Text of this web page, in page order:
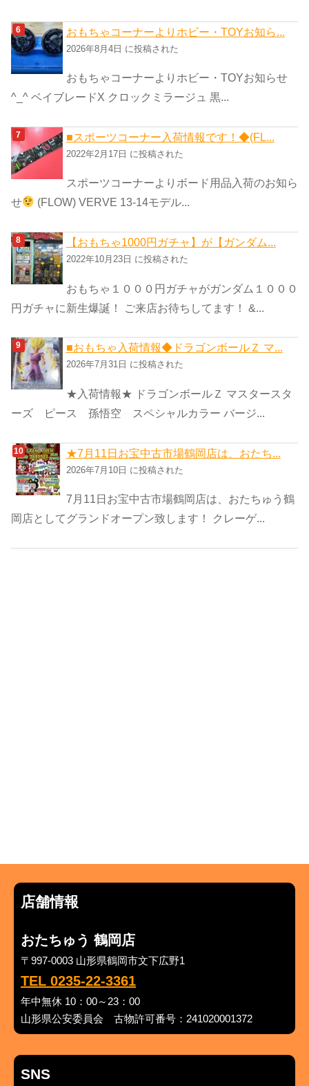
おもちゃコーナーよりホビー・TOYお知ら...
2026年8月4日 に投稿された
おもちゃコーナーよりホビー・TOYお知らせ
^_^ ベイブレードX クロックミラージュ 黒...
■スポーツコーナー入荷情報です！◆(FL...
2022年2月17日 に投稿された
スポーツコーナーよりボード用品入荷のお知ら
せ
(FLOW) VERVE 13-14モデル...
【おもちゃ1000円ガチャ】が【ガンダム...
2022年10月23日 に投稿された
おもちゃ１０００円ガチャがガンダム１０００
円ガチャに新生爆誕！ ご来店お待ちしてます！ &...
■おもちゃ入荷情報◆ドラゴンボールＺ マ...
2026年7月31日 に投稿された
★入荷情報★ ドラゴンボールＺ マスタースタ
ーズ ピース 孫悟空 スペシャルカラー バージ...
★7月11日お宝中古市場鶴岡店は、おたち...
2026年7月10日 に投稿された
7月11日お宝中古市場鶴岡店は、おたちゅう鶴
岡店としてグランドオープン致します！ クレーゲ...
店舗情報
おたちゅう 鶴岡店
〒997-0003 山形県鶴岡市文下広野1
TEL 0235-22-3361
年中無休 10：00～23：00
山形県公安委員会 古物許可番号：241020001372
SNS